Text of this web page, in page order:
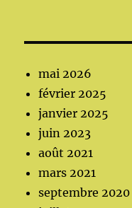
mai 2026
février 2025
janvier 2025
juin 2023
août 2021
mars 2021
septembre 2020